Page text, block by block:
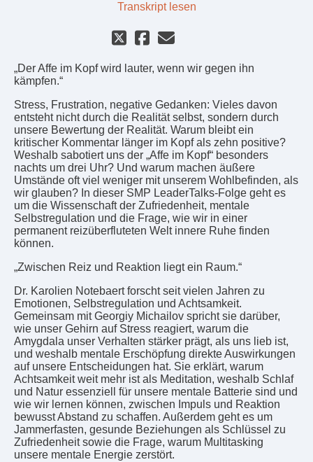
Transkript lesen
„Der Affe im Kopf wird lauter, wenn wir gegen ihn
kämpfen.“
Stress, Frustration, negative Gedanken: Vieles davon
entsteht nicht durch die Realität selbst, sondern durch
unsere Bewertung der Realität. Warum bleibt ein
kritischer Kommentar länger im Kopf als zehn positive?
Weshalb sabotiert uns der „Affe im Kopf“ besonders
nachts um drei Uhr? Und warum machen äußere
Umstände oft viel weniger mit unserem Wohlbefinden, als
wir glauben? In dieser SMP LeaderTalks-Folge geht es
um die Wissenschaft der Zufriedenheit, mentale
Selbstregulation und die Frage, wie wir in einer
permanent reizüberfluteten Welt innere Ruhe finden
können.
„Zwischen Reiz und Reaktion liegt ein Raum.“
Dr. Karolien Notebaert forscht seit vielen Jahren zu
Emotionen, Selbstregulation und Achtsamkeit.
Gemeinsam mit Georgiy Michailov spricht sie darüber,
wie unser Gehirn auf Stress reagiert, warum die
Amygdala unser Verhalten stärker prägt, als uns lieb ist,
und weshalb mentale Erschöpfung direkte Auswirkungen
auf unsere Entscheidungen hat. Sie erklärt, warum
Achtsamkeit weit mehr ist als Meditation, weshalb Schlaf
und Natur essenziell für unsere mentale Batterie sind und
wie wir lernen können, zwischen Impuls und Reaktion
bewusst Abstand zu schaffen. Außerdem geht es um
Jammerfasten, gesunde Beziehungen als Schlüssel zu
Zufriedenheit sowie die Frage, warum Multitasking
unsere mentale Energie zerstört.